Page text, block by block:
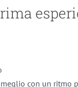
con un ritmo